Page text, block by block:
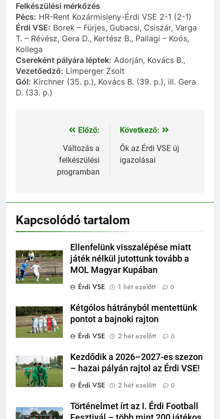
Felkészülési mérkőzés
Pécs: HR-Rent Kozármisleny-Érdi VSE 2-1 (2-1)
Érdi VSE: Borek – Fürjes, Gubacsi, Csiszár, Varga
T. – Révész, Gera D., Kertész B., Pallagi – Koós,
Kollega
Csereként pályára léptek: Adorján, Kovács B.,
Vezetőedző: Limperger Zsolt
Gól: Kirchner (35. p.), Kovács B. (39. p.), ill. Gera
D. (33. p.)
Bejegyzés
navigáció
Előző:
Változás a
felkészülési
programban
Következő:
Ők az Érdi VSE új
igazolásai
Kapcsolódó tartalom
Ellenfelünk visszalépése miatt
játék nélkül jutottunk tovább a
MOL Magyar Kupában
Érdi VSE
1 hét ezelőtt 0
Kétgólos hátrányból mentettünk
pontot a bajnoki rajton
Érdi VSE
2 hét ezelőtt 0
Kezdődik a 2026–2027-es szezon
– hazai pályán rajtol az Érdi VSE!
Érdi VSE
2 hét ezelőtt 0
Történelmet írt az I. Érdi Football